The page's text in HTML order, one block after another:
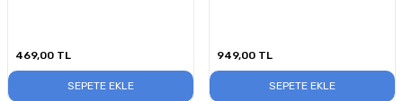
469,00 TL
SEPETE EKLE
949,00 TL
SEPETE EKLE